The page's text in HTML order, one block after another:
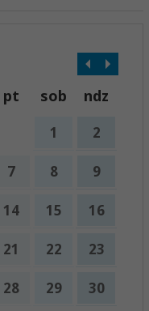
pt sob ndz
1 2
7 8 9
14 15 16
21 22 23
28 29 30